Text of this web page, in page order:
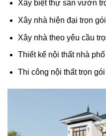
Xây biệt thự sân vườn
Xây nhà hiện đại trọn
Xây nhà theo yêu cầu
Thiết kế nội thất nhà
Thi công nội thất trọn